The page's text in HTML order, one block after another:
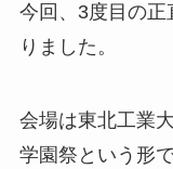
今回、3度目の
りました。
会場は東北工業大
学園祭という形